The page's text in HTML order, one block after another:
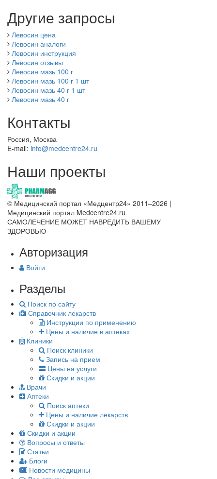
Другие запросы
Левосин цена
Левосин аналоги
Левосин инструкция
Левосин отзывы
Левосин мазь 100 г
Левосин мазь 100 г 1 шт
Левосин мазь 40 г 1 шт
Левосин мазь 40 г
Контакты
Россия, Москва
E-mail: info@medcentre24.ru
Наши проекты
© Медицинский портал «Медцентр24» 2011–2026 |
Медицинский портал Medcentre24.ru
САМОЛЕЧЕНИЕ МОЖЕТ НАВРЕДИТЬ ВАШЕМУ
ЗДОРОВЬЮ
Авторизация
Войти
Разделы
Поиск по сайту
Справочник лекарств
Инструкции по применению
Цены и наличие в аптеках
Клиники
Поиск клиники
Запись на прием
Цены на услуги
Скидки и акции
Врачи
Аптеки
Поиск аптеки
Цены и наличие лекарств
Скидки и акции
Скидки и акции
Вопросы и ответы
Статьи
Блоги
Новости медицины